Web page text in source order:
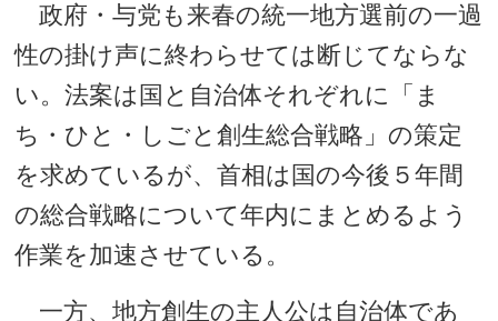
政府・与党も来春の統一地方選前の一過
性の掛け声に終わらせては断じてならな
い。法案は国と自治体それぞれに「ま
ち・ひと・しごと創生総合戦略」の策定
を求めているが、首相は国の今後５年間
の総合戦略について年内にまとめるよう
作業を加速させている。
一方、地方創生の主人公は自治体であ